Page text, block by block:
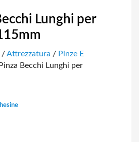
Lunghi per
/Attrezzatura / Pinze E
Becchi Lunghi per